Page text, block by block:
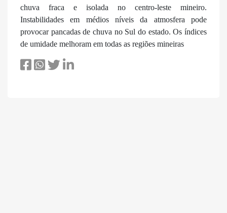
chuva fraca e isolada no centro-leste mineiro.
Instabilidades em médios níveis da atmosfera pode
provocar pancadas de chuva no Sul do estado. Os índices
de umidade melhoram em todas as regiões mineiras